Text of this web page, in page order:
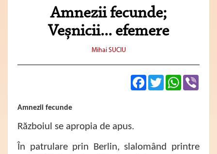
Amnezii fecunde;
Veșnicii... efemere
Mihai SUCIU
FacebookTwitterWhatsApp
Amnezii fecunde
Războiul se apropia de apus.
În patrulare prin Berlin, slalomând printre